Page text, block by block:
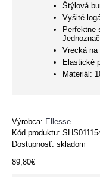
Štýlová
Vyšité
Perfektne
Vrecká na
Elastické
Materiál:
Výrobca: Ellesse
Kód produktu:
Dostupnosť: skladom
89,80€